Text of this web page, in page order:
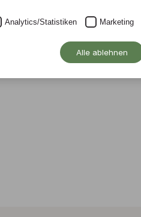
Analytics/Statistiken Marketing
Alle ablehnen